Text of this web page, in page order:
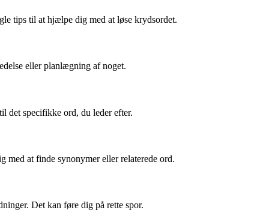
tips til at hjælpe dig med at løse krydsordet.
eller planlægning af noget.
det specifikke ord, du leder efter.
at finde synonymer eller relaterede ord.
Det kan føre dig på rette spor.